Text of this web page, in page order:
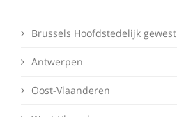
Brussels Hoofdstedelijk gewest
Antwerpen
Oost-Vlaanderen